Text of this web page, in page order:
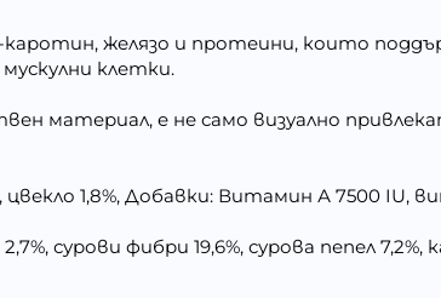
желязо и протеини, които
клетки.
материал, е не само визуално
1,8%, Добавки: Витамин А 7500 IU,
сурови фибри 19,6%, сурова пепел 7,2%,